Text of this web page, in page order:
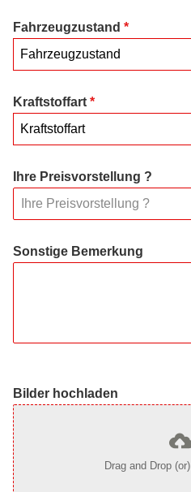
Fahrzeugzustand *
Fahrzeugzustand
Kraftstoffart *
Kraftstoffart
Ihre Preisvorstellung ?
Sonstige Bemerkung
Bilder hochladen
Drag and Drop (or)